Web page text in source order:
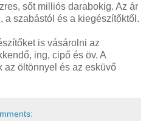
sőt milliós darabokig. Az ár
a szabástól és a kiegészítőktől.
is vásárolni az
ing, cipő és öv. A
az öltönnyel és az esküvő